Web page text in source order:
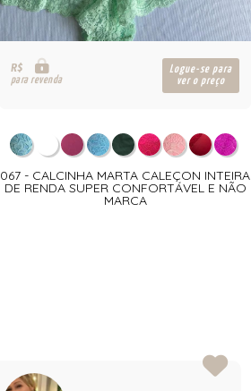
R$
para revenda
Logue-se para
ver o preço
067 - CALCINHA MARTA CALEÇON INTEIRA
DE RENDA SUPER CONFORTÁVEL E NÃO
MARCA